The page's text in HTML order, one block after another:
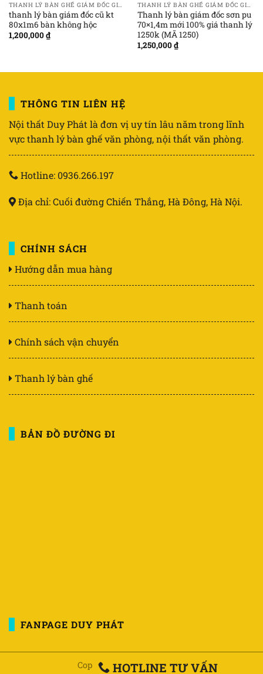
THANH LÝ BÀN GHẾ GIÁM ĐỐC GIÁ RẺ
thanh lý bàn giám đốc cũ kt
80x1m6 bàn không hộc
1,200,000₫
THANH LÝ BÀN GHẾ GIÁM ĐỐC GIÁ RẺ
Thanh lý bàn giám đốc sơn pu
70×1,4m mới 100% giá thanh lý
1250k (MÃ 1250)
1,250,000₫
HOTLINE TƯ VẤN
THÔNG TIN LIÊN HỆ
Nội thất Duy Phát là đơn vị uy tín lâu năm trong lĩnh
vực thanh lý bàn ghế văn phòng, nội thất văn phòng.
Hotline: 0936.266.197
Địa chỉ: Cuối đường Chiến Thắng, Hà Đông, Hà Nội.
CHÍNH SÁCH
Hướng dẫn mua hàng
Thanh toán
Chính sách vận chuyển
Thanh lý bàn ghế
BẢN ĐỒ ĐƯỜNG ĐI
FANPAGE DUY PHÁT
Copyright 2026 ©Duy Phát